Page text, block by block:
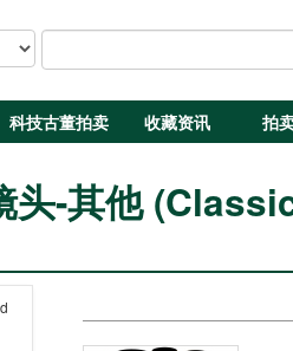
科技古董拍卖 收藏资讯 拍
头-其他